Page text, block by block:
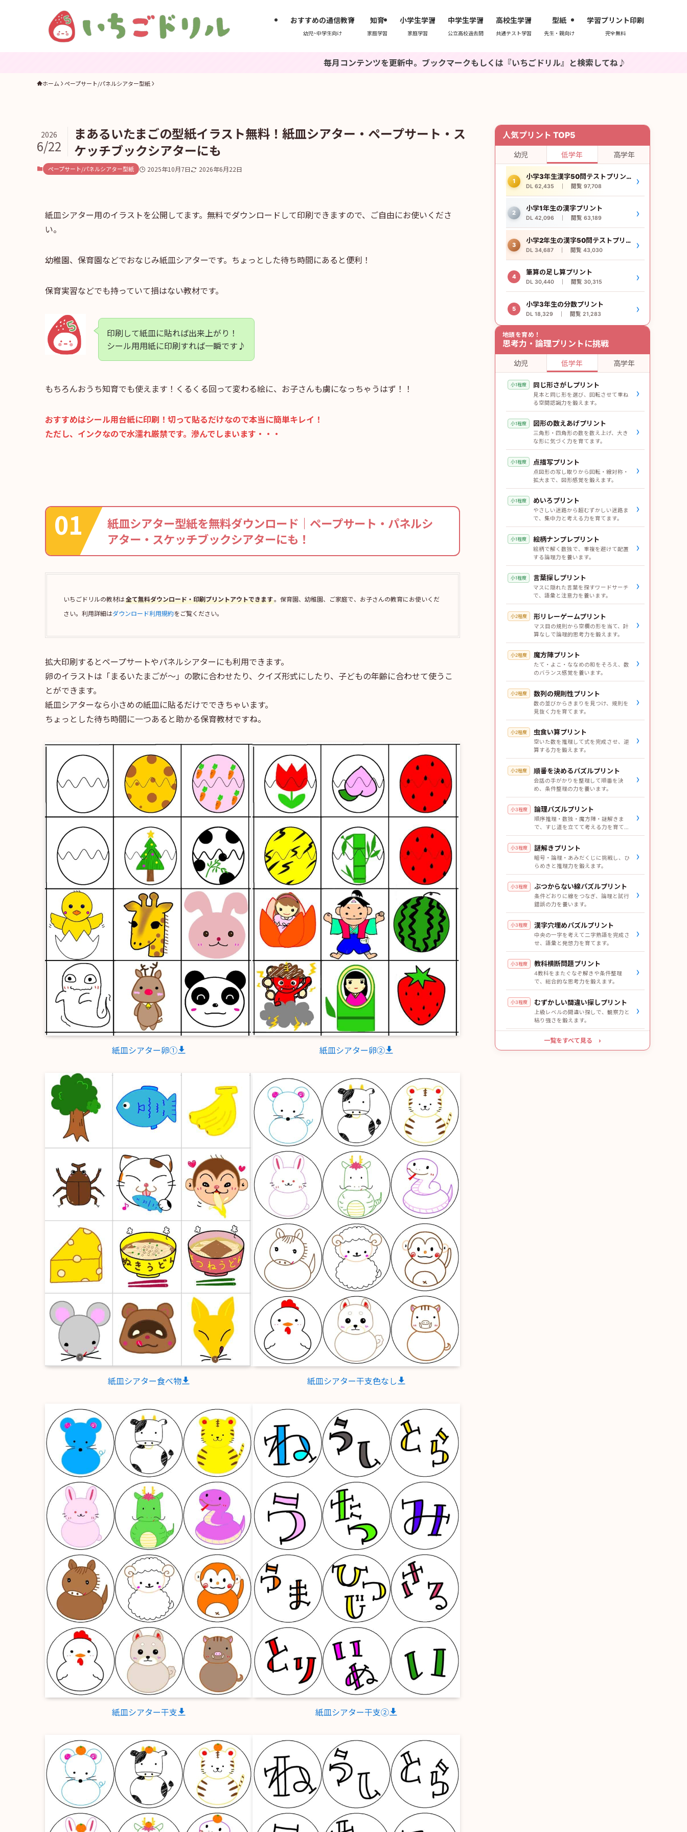
おすすめの通信教育
幼児~中学生向け
知育
家庭学習
小学生学習
家庭学習
中学生学習
公立高校過去問
高校生学習
共通テスト学習
型紙
先生・親向け
学習プリント印刷
完全無料
毎月コンテンツを更新中。ブックマークもしくは『いちごドリル』と検索してね♪
ホーム ペープサート/パネルシアター型紙
まあるいたまごの型紙イラスト無料！紙皿シアター・ペープサート・ス
ケッチブックシアターにも
2026
6/22
ペープサート/パネルシアター型紙 2025年10月7日 2026年6月22日
紙皿シアター用のイラストを公開してます。無料でダウンロードして印刷できますので、ご自由にお使いくださ
い。
幼稚園、保育園などでおなじみ紙皿シアターです。ちょっとした待ち時間にあると便利！
保育実習などでも持っていて損はない教材です。
印刷して紙皿に貼れば出来上がり！
シール用用紙に印刷すれば一瞬です♪
もちろんおうち知育でも使えます！くるくる回って変わる絵に、お子さんも虜になっちゃうはず！！
おすすめはシール用台紙に印刷！切って貼るだけなので本当に簡単キレイ！
ただし、インクなので水濡れ厳禁です。滲んでしまいます・・・
紙皿シアター型紙を無料ダウンロード｜ペープサート・パネルシ
アター・スケッチブックシアターにも！
いちごドリルの教材は全て無料ダウンロード・印刷プリントアウトできます。保育園、幼稚園、ご家庭で、お子さんの教育にお使いくだ
さい。利用詳細はダウンロード利用規約をご覧ください。
拡大印刷するとペープサートやパネルシアターにも利用できます。
卵のイラストは「まるいたまごが～」の歌に合わせたり、クイズ形式にしたり、子どもの年齢に合わせて使うこ
とができます。
紙皿シアターなら小さめの紙皿に貼るだけでできちゃいます。
ちょっとした待ち時間に一つあると助かる保育教材ですね。
紙皿シアター卵① 紙皿シアター卵②
紙皿シアター食べ物 紙皿シアター干支色なし
紙皿シアター干支 紙皿シアター干支②
人気プリント TOP5
幼児 低学年 高学年
1
小学3年生漢字50問テストプリント
DL 62,435 ｜ 閲覧 97,708 ›
2
小学1年生の漢字プリント
DL 42,096 ｜ 閲覧 63,189 ›
3
小学2年生の漢字50問テストプリント
DL 34,687 ｜ 閲覧 43,030 ›
4
筆算の足し算プリント
DL 30,440 ｜ 閲覧 30,315 ›
5
小学3年生の分数プリント
DL 18,329 ｜ 閲覧 21,283 ›
地頭を育め！
思考力・論理プリントに挑戦
幼児 低学年 高学年
小1程度 同じ形さがしプリント
見本と同じ形を選び、回転させて重ね
る空間認識力を鍛えます。
›
小1程度 図形の数えあげプリント
三角形・四角形の数を数え上げ、大き
な形に気づく力を育てます。
›
小1程度 点描写プリント
点図形の写し取りから回転・線対称・
拡大まで、図形感覚を鍛えます。
›
小1程度 めいろプリント
やさしい迷路から超むずかしい迷路ま
で、集中力と考える力を育てます。
›
小1程度 絵柄ナンプレプリント
絵柄で解く数独で、重複を避けて配置
する論理力を養います。
›
小1程度 言葉探しプリント
マスに隠れた言葉を探すワードサーチ
で、語彙と注意力を養います。
›
小2程度 形リレーゲームプリント
マス目の規則から空欄の形を当て、計
算なしで論理的思考力を鍛えます。
›
小2程度 魔方陣プリント
たて・よこ・ななめの和をそろえ、数
のバランス感覚を養います。
›
小2程度 数列の規則性プリント
数の並びからきまりを見つけ、規則を
見抜く力を育てます。
›
小2程度 虫食い算プリント
空いた数を推理して式を完成させ、逆
算する力を鍛えます。
›
小2程度 順番を決めるパズルプリント
会話の手がかりを整理して順番を決
め、条件整理の力を養います。
›
小3程度 論理パズルプリント
順序推理・数独・魔方陣・謎解きま
で、すじ道を立てて考える力を育てま
す。
›
小3程度 謎解きプリント
暗号・論理・あみだくじに挑戦し、ひ
らめきと推理力を鍛えます。
›
小3程度 ぶつからない線パズルプリント
条件どおりに線をつなぎ、論理と試行
錯誤の力を養います。
›
小3程度 漢字穴埋めパズルプリント
中央の一字を考えて二字熟語を完成さ
せ、語彙と発想力を育てます。
›
小3程度 教科横断問題プリント
4教科をまたぐなぞ解きや条件整理
で、総合的な思考力を鍛えます。
›
小3程度 むずかしい間違い探しプリント
上級レベルの間違い探しで、観察力と
粘り強さを鍛えます。
›
一覧をすべて見る ›